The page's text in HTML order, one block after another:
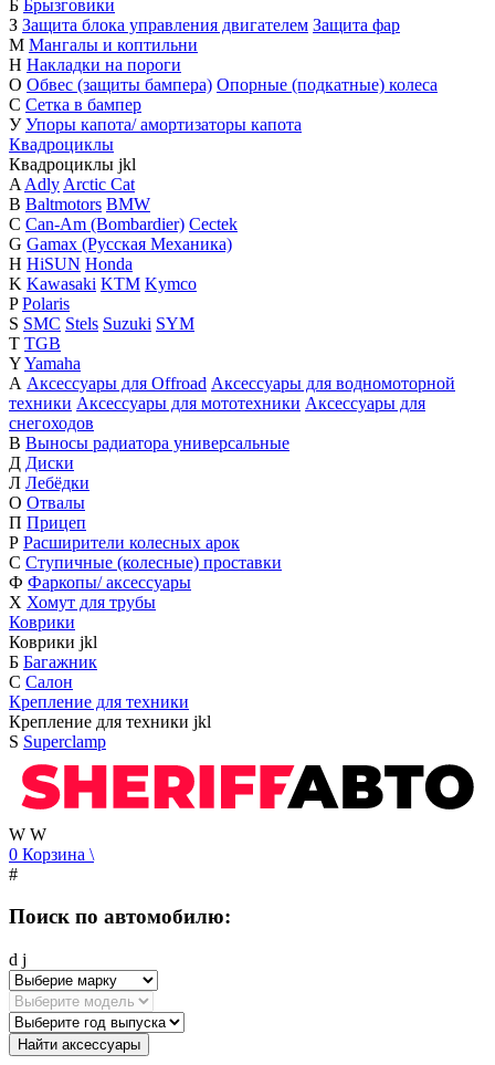
Б Брызговики
З Защита блока управления двигателем Защита фар
М Мангалы и коптильни
Н Накладки на пороги
О Обвес (защиты бампера) Опорные (подкатные) колеса
С Сетка в бампер
У Упоры капота/ амортизаторы капота
Квадроциклы
Квадроциклы jkl
A Adly Arctic Cat
B Baltmotors BMW
C Can-Am (Bombardier) Cectek
G Gamax (Русская Механика)
H HiSUN Honda
K Kawasaki KTM Kymco
P Polaris
S SMC Stels Suzuki SYM
T TGB
YYamaha
А Аксессуары для Offroad Аксессуары для водномоторной
техники Аксессуары для мототехники Аксессуары для
снегоходов
В Выносы радиатора универсальные
Д Диски
Л Лебёдки
О Отвалы
П Прицеп
Р Расширители колесных арок
С Ступичные (колесные) проставки
Ф Фаркопы/ аксессуары
Х Хомут для трубы
Коврики
Коврики jkl
Б Багажник
С Салон
Крепление для техники
Крепление для техники jkl
S Superclamp
W W
0 Корзина \
#
Поиск по автомобилю:
d j
Найти аксессуары